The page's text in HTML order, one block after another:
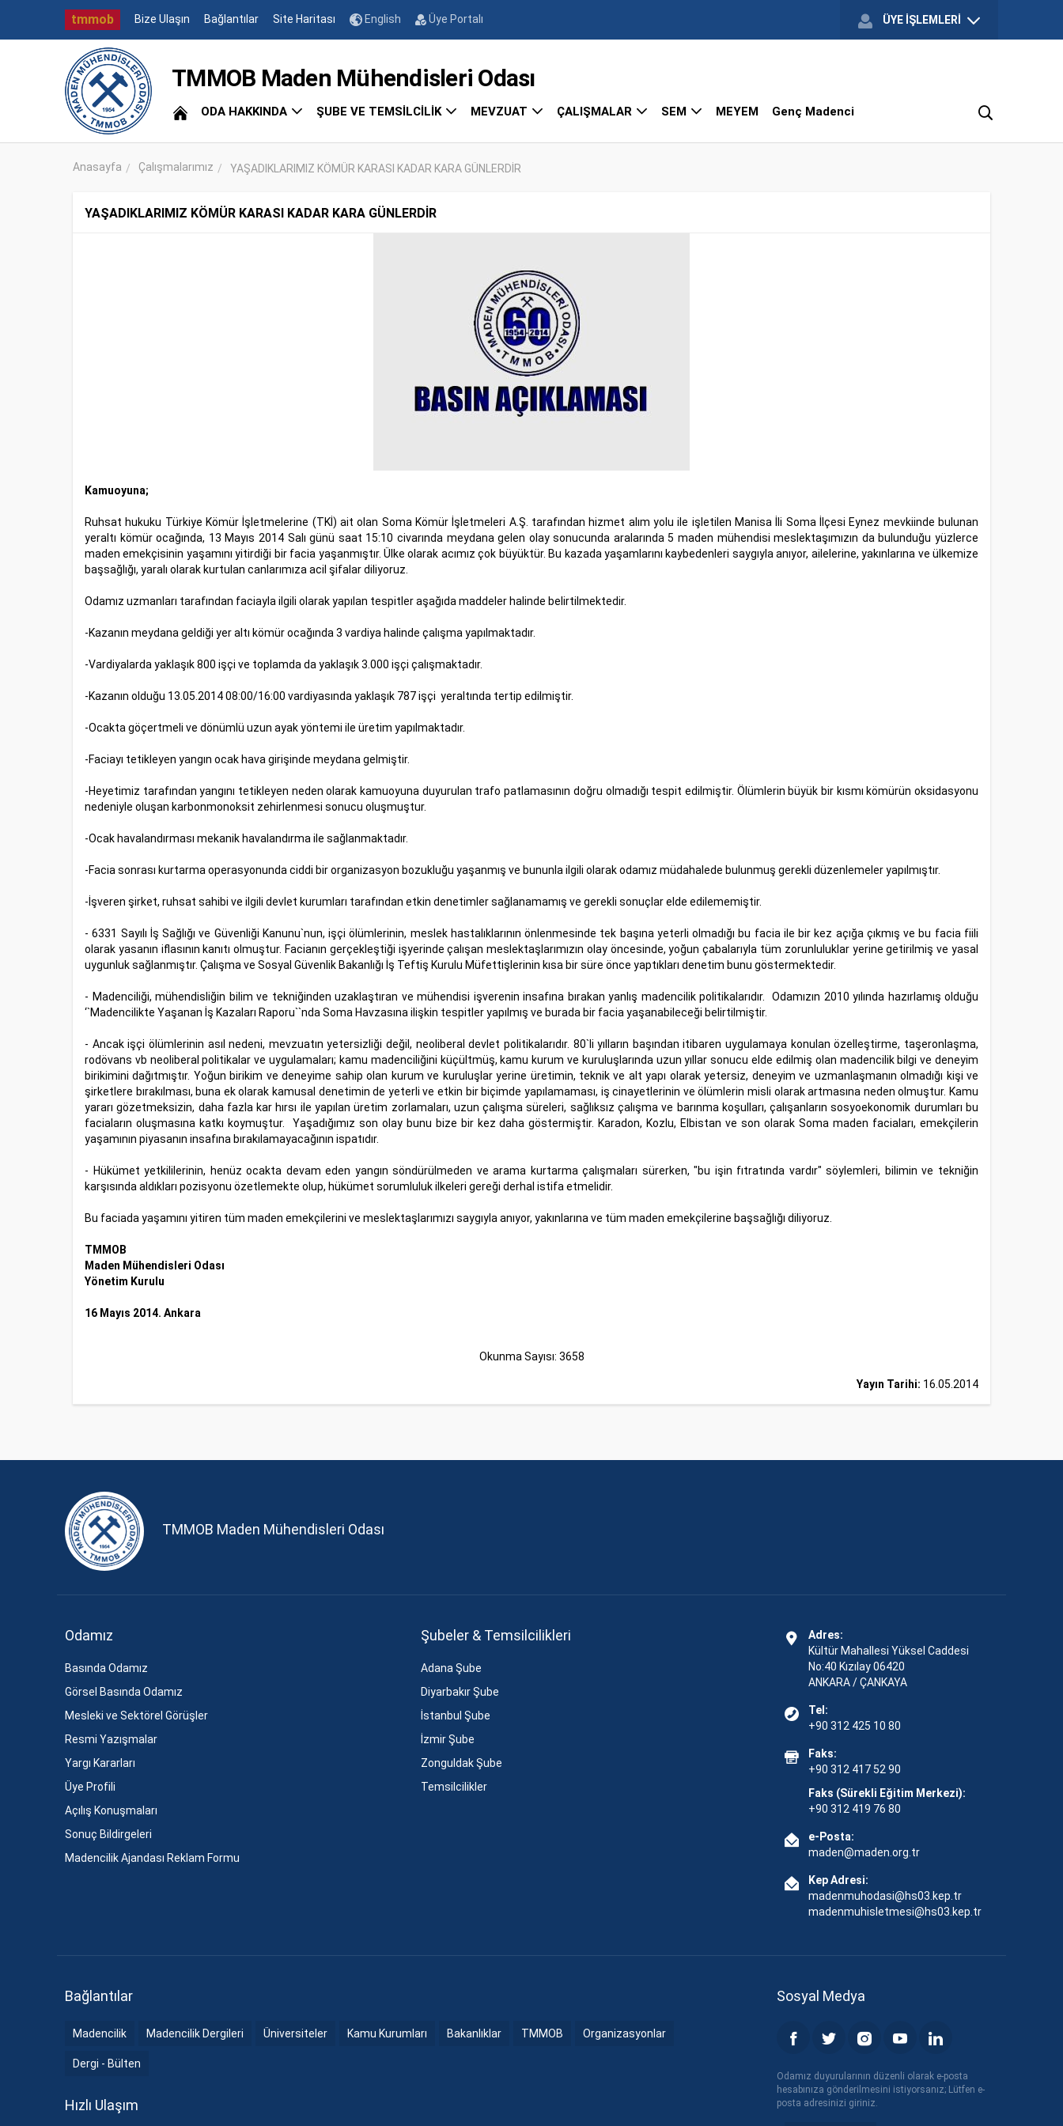
tmmob Bize Ulaşın Bağlantılar Site Haritası English Üye Portalı ÜYE İŞLEMLERİ
TMMOB Maden Mühendisleri Odası
ODA HAKKINDA ŞUBE VE TEMSİLCİLİK MEVZUAT ÇALIŞMALAR SEM MEYEM Genç Madenci
Anasayfa Çalışmalarımız YAŞADIKLARIMIZ KÖMÜR KARASI KADAR KARA GÜNLERDİR
YAŞADIKLARIMIZ KÖMÜR KARASI KADAR KARA GÜNLERDİR
Kamuoyuna;
Ruhsat hukuku Türkiye Kömür İşletmelerine (TKİ) ait olan Soma Kömür İşletmeleri A.Ş. tarafından hizmet alım yolu ile işletilen Manisa İli Soma İlçesi Eynez mevkiinde bulunan
yeraltı kömür ocağında, 13 Mayıs 2014 Salı günü saat 15:10 civarında meydana gelen olay sonucunda aralarında 5 maden mühendisi meslektaşımızın da bulunduğu yüzlerce
maden emekçisinin yaşamını yitirdiği bir facia yaşanmıştır. Ülke olarak acımız çok büyüktür. Bu kazada yaşamlarını kaybedenleri saygıyla anıyor, ailelerine, yakınlarına ve ülkemize
başsağlığı, yaralı olarak kurtulan canlarımıza acil şifalar diliyoruz.
Odamız uzmanları tarafından faciayla ilgili olarak yapılan tespitler aşağıda maddeler halinde belirtilmektedir.
-Kazanın meydana geldiği yer altı kömür ocağında 3 vardiya halinde çalışma yapılmaktadır.
-Vardiyalarda yaklaşık 800 işçi ve toplamda da yaklaşık 3.000 işçi çalışmaktadır.
-Kazanın olduğu 13.05.2014 08:00/16:00 vardiyasında yaklaşık 787 işçi yeraltında tertip edilmiştir.
-Ocakta göçertmeli ve dönümlü uzun ayak yöntemi ile üretim yapılmaktadır.
-Faciayı tetikleyen yangın ocak hava girişinde meydana gelmiştir.
-Heyetimiz tarafından yangını tetikleyen neden olarak kamuoyuna duyurulan trafo patlamasının doğru olmadığı tespit edilmiştir. Ölümlerin büyük bir kısmı kömürün oksidasyonu
nedeniyle oluşan karbonmonoksit zehirlenmesi sonucu oluşmuştur.
-Ocak havalandırması mekanik havalandırma ile sağlanmaktadır.
-Facia sonrası kurtarma operasyonunda ciddi bir organizasyon bozukluğu yaşanmış ve bununla ilgili olarak odamız müdahalede bulunmuş gerekli düzenlemeler yapılmıştır.
-İşveren şirket, ruhsat sahibi ve ilgili devlet kurumları tarafından etkin denetimler sağlanamamış ve gerekli sonuçlar elde edilememiştir.
- 6331 Sayılı İş Sağlığı ve Güvenliği Kanunu`nun, işçi ölümlerinin, meslek hastalıklarının önlenmesinde tek başına yeterli olmadığı bu facia ile bir kez açığa çıkmış ve bu facia fiili
olarak yasanın iflasının kanıtı olmuştur. Facianın gerçekleştiği işyerinde çalışan meslektaşlarımızın olay öncesinde, yoğun çabalarıyla tüm zorunluluklar yerine getirilmiş ve yasal
uygunluk sağlanmıştır. Çalışma ve Sosyal Güvenlik Bakanlığı İş Teftiş Kurulu Müfettişlerinin kısa bir süre önce yaptıkları denetim bunu göstermektedir.
- Madenciliği, mühendisliğin bilim ve tekniğinden uzaklaştıran ve mühendisi işverenin insafına bırakan yanlış madencilik politikalarıdır. Odamızın 2010 yılında hazırlamış olduğu
‘`Madencilikte Yaşanan İş Kazaları Raporu``nda Soma Havzasına ilişkin tespitler yapılmış ve burada bir facia yaşanabileceği belirtilmiştir.
- Ancak işçi ölümlerinin asıl nedeni, mevzuatın yetersizliği değil, neoliberal devlet politikalarıdır. 80`li yılların başından itibaren uygulamaya konulan özelleştirme, taşeronlaşma,
rodövans vb neoliberal politikalar ve uygulamaları; kamu madenciliğini küçültmüş, kamu kurum ve kuruluşlarında uzun yıllar sonucu elde edilmiş olan madencilik bilgi ve deneyim
birikimini dağıtmıştır. Yoğun birikim ve deneyime sahip olan kurum ve kuruluşlar yerine üretimin, teknik ve alt yapı olarak yetersiz, deneyim ve uzmanlaşmanın olmadığı kişi ve
şirketlere bırakılması, buna ek olarak kamusal denetimin de yeterli ve etkin bir biçimde yapılamaması, iş cinayetlerinin ve ölümlerin misli olarak artmasına neden olmuştur. Kamu
yararı gözetmeksizin, daha fazla kar hırsı ile yapılan üretim zorlamaları, uzun çalışma süreleri, sağlıksız çalışma ve barınma koşulları, çalışanların sosyoekonomik durumları bu
faciaların oluşmasına katkı koymuştur. Yaşadığımız son olay bunu bize bir kez daha göstermiştir. Karadon, Kozlu, Elbistan ve son olarak Soma maden faciaları, emekçilerin
yaşamının piyasanın insafına bırakılamayacağının ispatıdır.
- Hükümet yetkililerinin, henüz ocakta devam eden yangın söndürülmeden ve arama kurtarma çalışmaları sürerken, "bu işin fıtratında vardır" söylemleri, bilimin ve tekniğin
karşısında aldıkları pozisyonu özetlemekte olup, hükümet sorumluluk ilkeleri gereği derhal istifa etmelidir.
Bu faciada yaşamını yitiren tüm maden emekçilerini ve meslektaşlarımızı saygıyla anıyor, yakınlarına ve tüm maden emekçilerine başsağlığı diliyoruz.
TMMOB
Maden Mühendisleri Odası
Yönetim Kurulu
16 Mayıs 2014. Ankara
Okunma Sayısı: 3658
Yayın Tarihi: 16.05.2014
TMMOB Maden Mühendisleri Odası
Odamız
Basında Odamız
Görsel Basında Odamız
Mesleki ve Sektörel Görüşler
Resmi Yazışmalar
Yargı Kararları
Üye Profili
Açılış Konuşmaları
Sonuç Bildirgeleri
Madencilik Ajandası Reklam Formu
Şubeler & Temsilcilikleri
Adana Şube
Diyarbakır Şube
İstanbul Şube
İzmir Şube
Zonguldak Şube
Temsilcilikler
Adres:
Kültür Mahallesi Yüksel Caddesi
No:40 Kızılay 06420
ANKARA / ÇANKAYA
Tel:
+90 312 425 10 80
Faks:
+90 312 417 52 90
Faks (Sürekli Eğitim Merkezi):
+90 312 419 76 80
e-Posta:
maden@maden.org.tr
Kep Adresi:
madenmuhodasi@hs03.kep.tr
madenmuhisletmesi@hs03.kep.tr
Bağlantılar
Madencilik Madencilik Dergileri Üniversiteler Kamu Kurumları Bakanlıklar TMMOB Organizasyonlar
Dergi - Bülten
Hızlı Ulaşım
Sosyal Medya
Odamız duyurularının düzenli olarak e-posta
hesabınıza gönderilmesini istiyorsanız; Lütfen e-
posta adresinizi giriniz.